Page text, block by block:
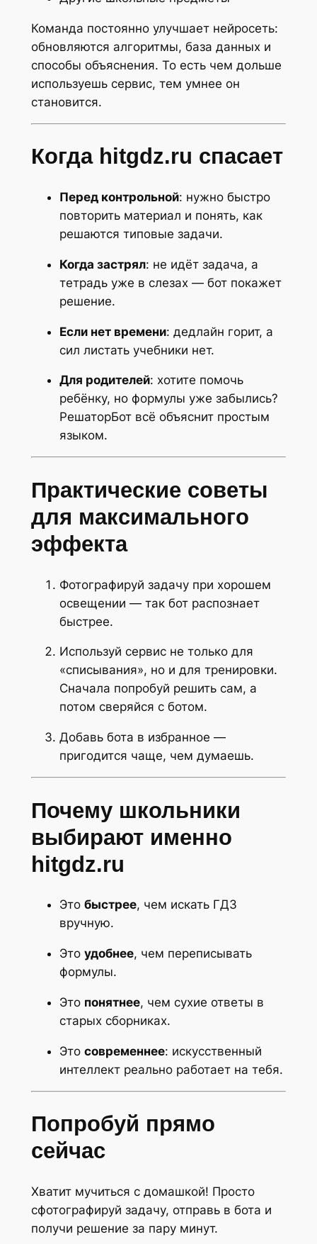
Команда постоянно улучшает нейросеть:
обновляются алгоритмы, база данных и
способы объяснения. То есть чем дольше
используешь сервис, тем умнее он
становится.
Когда hitgdz.ru спасает
Перед контрольной: нужно быстро
повторить материал и понять, как
решаются типовые задачи.
Когда застрял: не идёт задача, а
тетрадь уже в слезах — бот покажет
решение.
Если нет времени: дедлайн горит, а
сил листать учебники нет.
Для родителей: хотите помочь
ребёнку, но формулы уже забылись?
РешаторБот всё объяснит простым
языком.
Практические советы
для максимального
эффекта
Фотографируй задачу при хорошем
освещении — так бот распознает
быстрее.
Используй сервис не только для
«списывания», но и для тренировки.
Сначала попробуй решить сам, а
потом сверяйся с ботом.
Добавь бота в избранное —
пригодится чаще, чем думаешь.
Почему школьники
выбирают именно
hitgdz.ru
Это быстрее, чем искать ГДЗ
вручную.
Это удобнее, чем переписывать
формулы.
Это понятнее, чем сухие ответы в
старых сборниках.
Это современнее: искусственный
интеллект реально работает на тебя.
Попробуй прямо
сейчас
Хватит мучиться с домашкой! Просто
сфотографируй задачу, отправь в бота и
получи решение за пару минут.